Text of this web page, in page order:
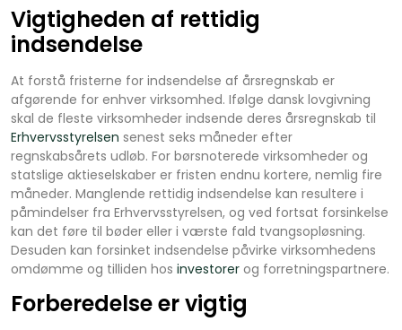
Vigtigheden af rettidig
indsendelse
At forstå fristerne for indsendelse af årsregnskab er
afgørende for enhver virksomhed. Ifølge dansk lovgivning
skal de fleste virksomheder indsende deres årsregnskab til
Erhvervsstyrelsen senest seks måneder efter
regnskabsårets udløb. For børsnoterede virksomheder og
statslige aktieselskaber er fristen endnu kortere, nemlig fire
måneder. Manglende rettidig indsendelse kan resultere i
påmindelser fra Erhvervsstyrelsen, og ved fortsat forsinkelse
kan det føre til bøder eller i værste fald tvangsopløsning.
Desuden kan forsinket indsendelse påvirke virksomhedens
omdømme og tilliden hos investorer og forretningspartnere.
Forberedelse er vigtig